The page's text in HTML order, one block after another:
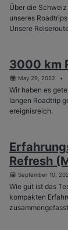
Über die
unseres
Unsere
3000 km
May 29, 2022
Wir haben es
langen Roadtrip
ereignisreich.
Refresh
September 10,
Wie gut ist das
kompakten